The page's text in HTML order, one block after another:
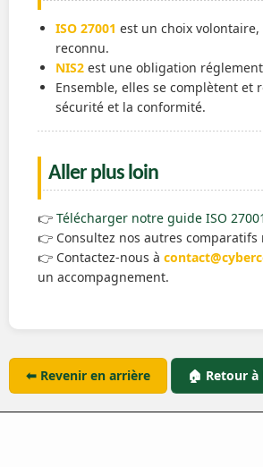
ISO 27001 est un choix
reconnu.
NIS2 est une obligation
Ensemble, elles se complètent et
sécurité et la conformité.
Aller plus loin
👉 Télécharger notre guide ISO
👉 Consultez nos autres comparatifs
👉 Contactez-nous à
un accompagnement.
⬅ Revenir en arrière 🏠 Retour à